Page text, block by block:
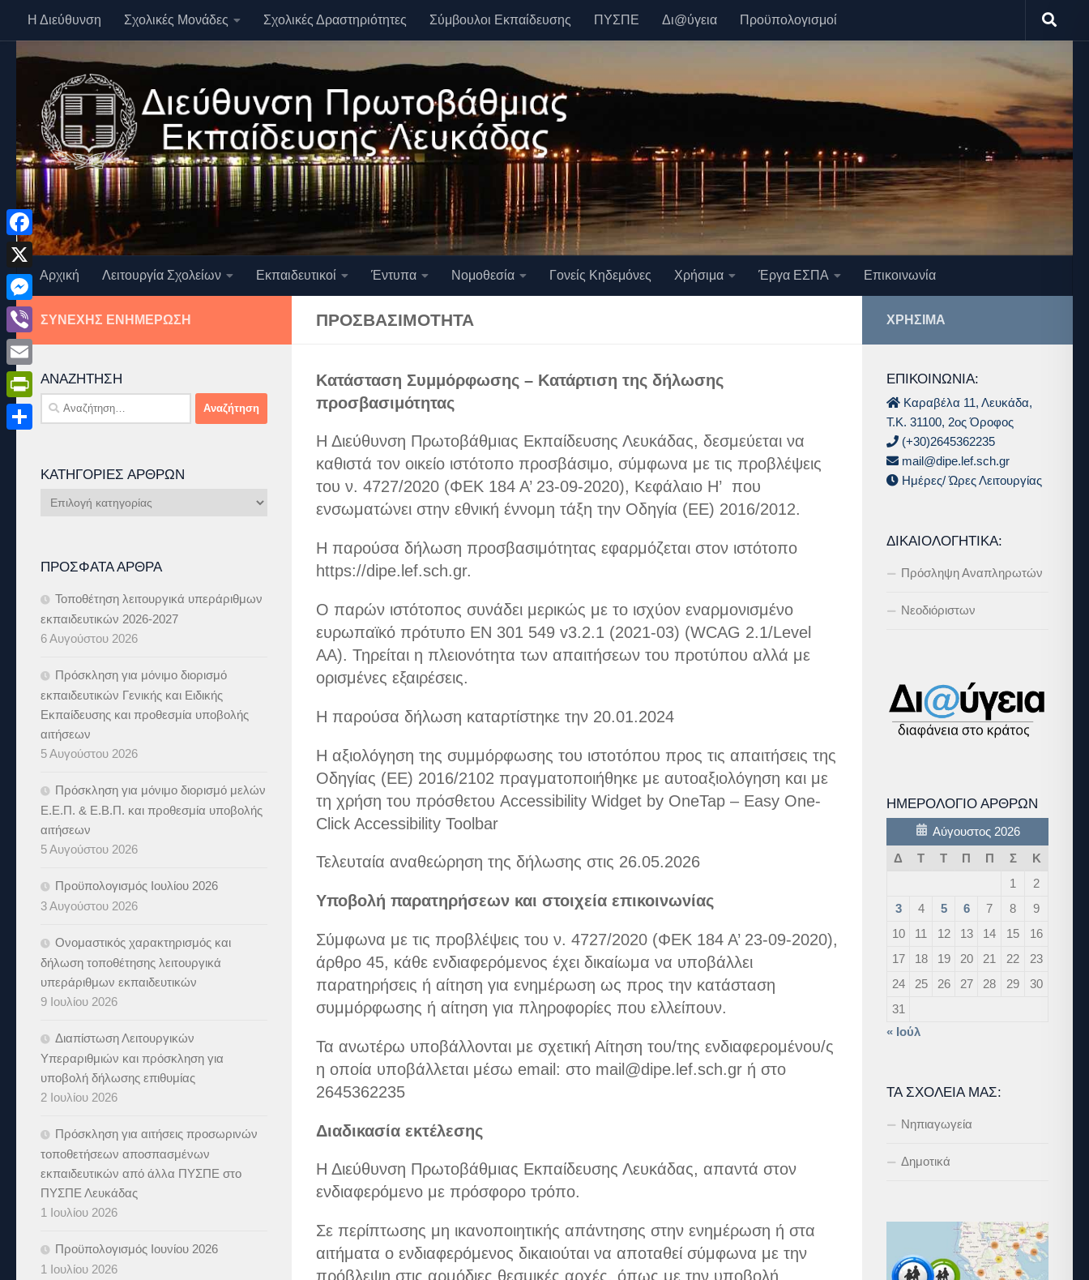
Skip to content
Η Διεύθυνση Σχολικές Μονάδες Σχολικές Δραστηριότητες Σύμβουλοι Εκπαίδευσης ΠΥΣΠΕ Δι@ύγεια Προϋπολογισμοί
Αρχική Λειτουργία Σχολείων Εκπαιδευτικοί Έντυπα Νομοθεσία Γονείς Κηδεμόνες Χρήσιμα Έργα ΕΣΠΑ Επικοινωνία
ΠΡΟΣΒΑΣΙΜΌΤΗΤΑ
Κατάσταση Συμμόρφωσης – Κατάρτιση της δήλωσης
προσβασιμότητας
Η Διεύθυνση Πρωτοβάθμιας Εκπαίδευσης Λευκάδας, δεσμεύεται να
καθιστά τον οικείο ιστότοπο προσβάσιμο, σύμφωνα με τις προβλέψεις
του ν. 4727/2020 (ΦΕΚ 184 Α’ 23-09-2020), Κεφάλαιο Η’ που
ενσωματώνει στην εθνική έννομη τάξη την Οδηγία (ΕΕ) 2016/2012.
Η παρούσα δήλωση προσβασιμότητας εφαρμόζεται στον ιστότοπο
https://dipe.lef.sch.gr.
Ο παρών ιστότοπος συνάδει μερικώς με το ισχύον εναρμονισμένο
ευρωπαϊκό πρότυπο EN 301 549 v3.2.1 (2021-03) (WCAG 2.1/Level
AA). Τηρείται η πλειονότητα των απαιτήσεων του προτύπου αλλά με
ορισμένες εξαιρέσεις.
Η παρούσα δήλωση καταρτίστηκε την 20.01.2024
Η αξιολόγηση της συμμόρφωσης του ιστοτόπου προς τις απαιτήσεις της
Οδηγίας (ΕΕ) 2016/2102 πραγματοποιήθηκε με αυτοαξιολόγηση και με
τη χρήση του πρόσθετου Accessibility Widget by OneTap – Easy One-
Click Accessibility Toolbar
Τελευταία αναθεώρηση της δήλωσης στις 26.05.2026
Υποβολή παρατηρήσεων και στοιχεία επικοινωνίας
Σύμφωνα με τις προβλέψεις του ν. 4727/2020 (ΦΕΚ 184 Α’ 23-09-2020),
άρθρο 45, κάθε ενδιαφερόμενος έχει δικαίωμα να υποβάλλει
παρατηρήσεις ή αίτηση για ενημέρωση ως προς την κατάσταση
συμμόρφωσης ή αίτηση για πληροφορίες που ελλείπουν.
Τα ανωτέρω υποβάλλονται με σχετική Αίτηση του/της ενδιαφερομένου/ς
η οποία υποβάλλεται μέσω email: στο mail@dipe.lef.sch.gr ή στο
2645362235
Διαδικασία εκτέλεσης
Η Διεύθυνση Πρωτοβάθμιας Εκπαίδευσης Λευκάδας, απαντά στον
ενδιαφερόμενο με πρόσφορο τρόπο.
Σε περίπτωσης μη ικανοποιητικής απάντησης στην ενημέρωση ή στα
αιτήματα ο ενδιαφερόμενος δικαιούται να αποταθεί σύμφωνα με την
πρόβλεψη στις αρμόδιες θεσμικές αρχές, όπως με την υποβολή
ΣΥΝΕΧΉΣ ΕΝΗΜΈΡΩΣΗ
ΑΝΑΖΉΤΗΣΗ
Αναζήτηση
για:
ΚΑΤΗΓΟΡΊΕΣ ΆΡΘΡΩΝ
Κατηγορίες
ΠΡΌΣΦΑΤΑ ΆΡΘΡΑ
Τοποθέτηση λειτουργικά υπεράριθμων
εκπαιδευτικών 2026-2027
6 Αυγούστου 2026
Πρόσκληση για μόνιμο διορισμό
εκπαιδευτικών Γενικής και Ειδικής
Εκπαίδευσης και προθεσμία υποβολής
αιτήσεων
5 Αυγούστου 2026
Πρόσκληση για μόνιμο διορισμό μελών
Ε.Ε.Π. & Ε.Β.Π. και προθεσμία υποβολής
αιτήσεων
5 Αυγούστου 2026
Προϋπολογισμός Ιουλίου 2026
3 Αυγούστου 2026
Ονομαστικός χαρακτηρισμός και
δήλωση τοποθέτησης λειτουργικά
υπεράριθμων εκπαιδευτικών
9 Ιουλίου 2026
Διαπίστωση Λειτουργικών
Υπεραριθμιών και πρόσκληση για
υποβολή δήλωσης επιθυμίας
2 Ιουλίου 2026
Πρόσκληση για αιτήσεις προσωρινών
τοποθετήσεων αποσπασμένων
εκπαιδευτικών από άλλα ΠΥΣΠΕ στο
ΠΥΣΠΕ Λευκάδας
1 Ιουλίου 2026
Προϋπολογισμός Ιουνίου 2026
1 Ιουλίου 2026
ΧΡΉΣΙΜΑ
ΕΠΙΚΟΙΝΩΝΙΑ:
Καραβέλα 11, Λευκάδα,
Τ.Κ. 31100, 2ος Όροφος
(+30)2645362235
mail@dipe.lef.sch.gr
Ημέρες/ Ώρες Λειτουργίας
ΔΙΚΑΙΟΛΟΓΗΤΙΚΆ:
Πρόσληψη Αναπληρωτών
Νεοδιόριστων
ΗΜΕΡΟΛΌΓΙΟ ΆΡΘΡΩΝ
Αύγουστος 2026
Δ
Τ Τ Π Π Σ
Κ
1
2
3
4 5 6 7 8
9
10
11 12 13 14 15
16
17
18 19 20 21 22
23
24
25 26 27 28 29
30
31
« Ιούλ
ΤΑ ΣΧΟΛΕΊΑ ΜΑΣ:
Νηπιαγωγεία
Δημοτικά
Facebook
X
Messenger
Viber
Email
PrintFriendly